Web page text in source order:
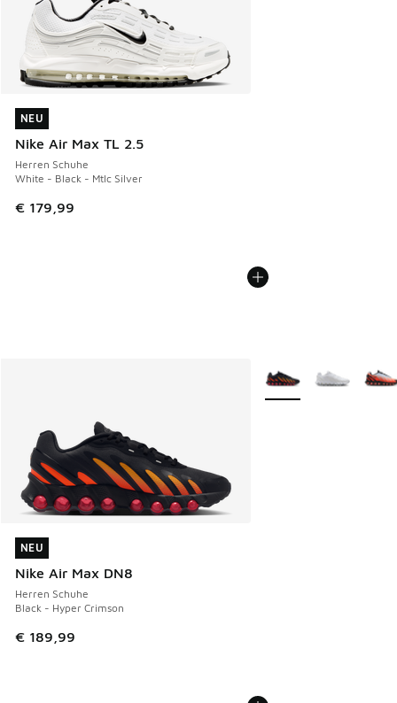
NEU
Nike Air Max TL 2.5
Herren Schuhe
White - Black - Mtlc Silver
€ 179,99
NEU
NEU
Nike Air Max DN8
Herren Schuhe
Black - Hyper Crimson
€ 189,99
NEU
Weitere Farben